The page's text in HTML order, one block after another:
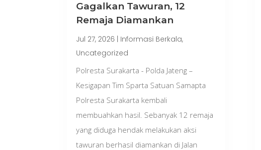
Gagalkan Tawuran, 12
Remaja Diamankan
Jul 27, 2026 | Informasi Berkala,
Uncategorized
Polresta Surakarta - Polda Jateng –
Kesigapan Tim Sparta Satuan Samapta
Polresta Surakarta kembali
membuahkan hasil. Sebanyak 12 remaja
yang diduga hendak melakukan aksi
tawuran berhasil diamankan di Jalan